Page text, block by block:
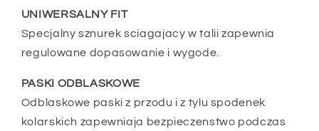
UNIWERSALNY FIT
Specjalny sznurek sciagajacy w talii zapewnia
regulowane dopasowanie i wygode.
PASKI ODBLASKOWE
Odblaskowe paski z przodu i z tylu spodenek
kolarskich zapewniaja bezpieczenstwo podczas